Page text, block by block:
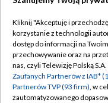
Abonament TVP
Emisja w TVP
Centrum informacji
Kliknij "Akceptuję i
korzystanie z technologii
dostęp do informacji na
przechowywanie oraz na
nas, czyli Telewizję Polską
Zaufanych Partnerów z IAB*
Partnerów TVP (93 firm), w
zautomatyzowanego